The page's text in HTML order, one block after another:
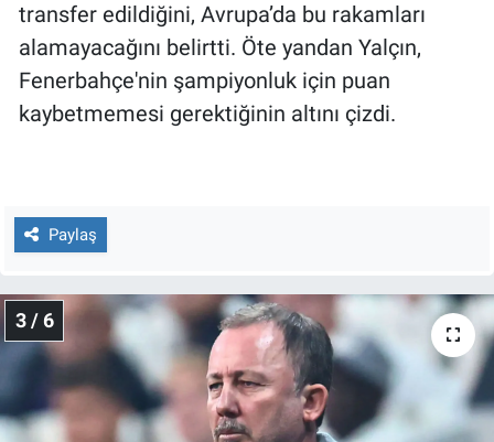
transfer edildiğini, Avrupa’da bu rakamları
alamayacağını belirtti. Öte yandan Yalçın,
Fenerbahçe'nin şampiyonluk için puan
kaybetmemesi gerektiğinin altını çizdi.
Paylaş
3 / 6